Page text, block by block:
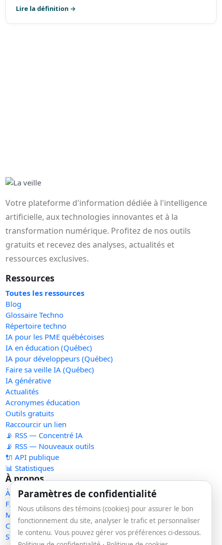
Lire la définition →
Votre plateforme d'information dédiée à l'intelligence
artificielle, aux technologies innovantes et à la
transformation numérique. Profitez de nos outils
gratuits et recevez des analyses, actualités et
ressources exclusives.
Ressources
Toutes les ressources
Blog
Glossaire Techno
Répertoire techno
IA pour les PME québécoises
IA en éducation (Québec)
IA pour développeurs (Québec)
Faire sa veille IA (Québec)
IA générative
Actualités
Acronymes éducation
Outils gratuits
Raccourcir un lien
📡 RSS — Concentré IA
📡 RSS — Nouveaux outils
🔌 API publique
📊 Statistiques
À propos
À propos
FAQ
Méthodologie
Contact
Statut des services
Paramètres de confidentialité
Nous utilisons des témoins (cookies) pour assurer le bon
fonctionnement du site, analyser le trafic et personnaliser
le contenu. Vous pouvez gérer vos préférences ci-dessous.